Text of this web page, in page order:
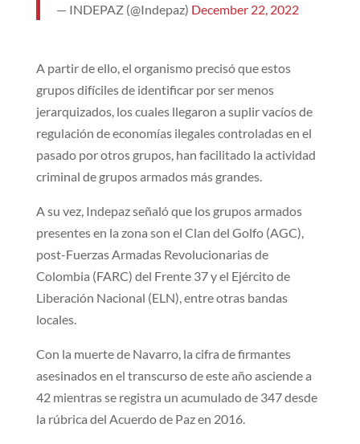
— INDEPAZ (@Indepaz) December 22, 2022
A partir de ello, el organismo precisó que estos
grupos difíciles de identificar por ser menos
jerarquizados, los cuales llegaron a suplir vacíos de
regulación de economías ilegales controladas en el
pasado por otros grupos, han facilitado la actividad
criminal de grupos armados más grandes.
A su vez, Indepaz señaló que los grupos armados
presentes en la zona son el Clan del Golfo (AGC),
post-Fuerzas Armadas Revolucionarias de
Colombia (FARC) del Frente 37 y el Ejército de
Liberación Nacional (ELN), entre otras bandas
locales.
Con la muerte de Navarro, la cifra de firmantes
asesinados en el transcurso de este año asciende a
42 mientras se registra un acumulado de 347 desde
la rúbrica del Acuerdo de Paz en 2016.